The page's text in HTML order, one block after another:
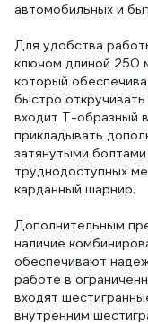
автомобильных и
Для удобства
ключом длиной 250
который
быстро
входит Т-образный
прикладывать
затянутыми
труднодоступных
карданный шарнир.
Дополнительным
наличие
обеспечивают
работе в
входят
внутренним